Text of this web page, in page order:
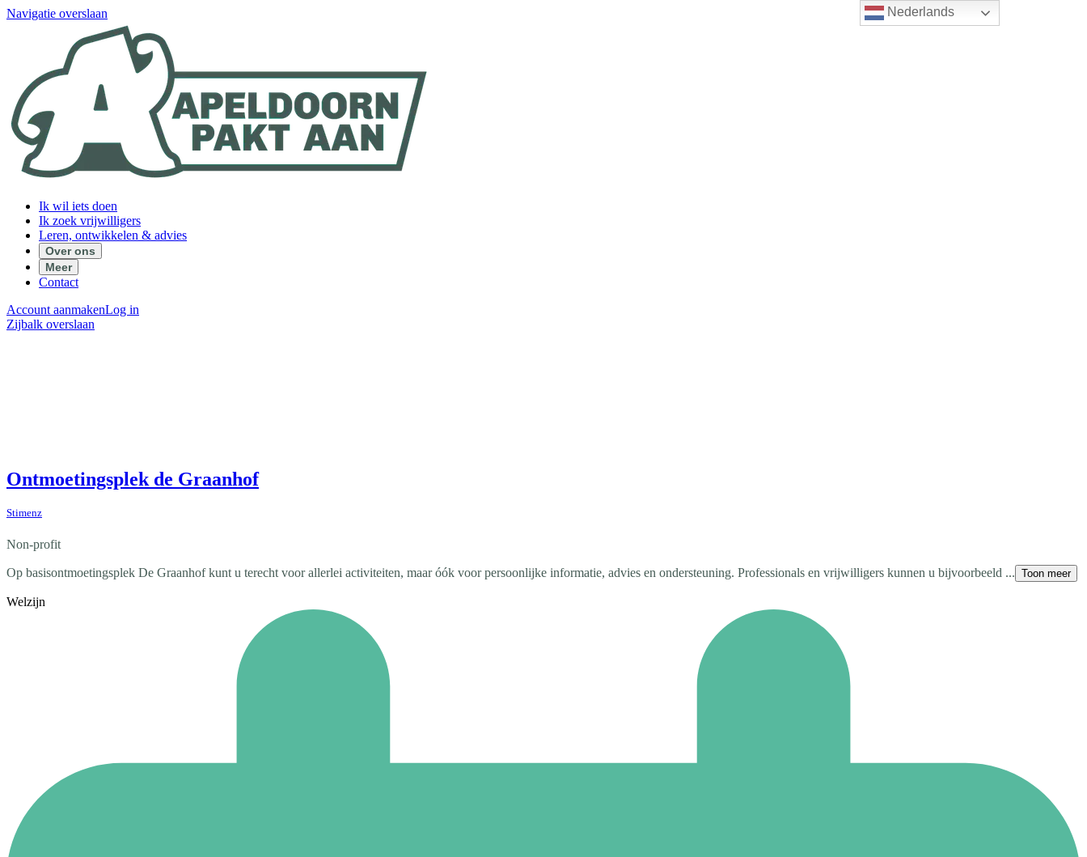
Nederlands
Navigatie overslaan
Ik wil iets doen
Ik zoek vrijwilligers
Leren, ontwikkelen & advies
Over ons
Meer
Contact
Account aanmakenLog in
Zijbalk overslaan
Ontmoetingsplek de Graanhof
Stimenz
Non-profit
Op basisontmoetingsplek De Graanhof kunt u terecht voor allerlei activiteiten, maar óók voor persoonlijke informatie, advies en ondersteuning. Professionals en vrijwilligers kunnen u bijvoorbeeld ... Toon meer
Welzijn